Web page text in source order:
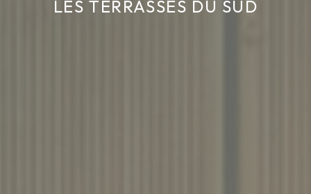
LES TERRASSES DU SUD